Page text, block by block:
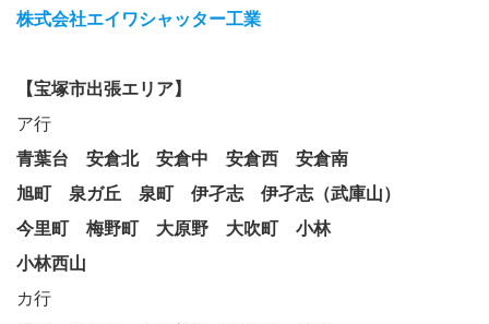
株式会社エイワシャッター工業
【宝塚市出張エリア】
ア行
青葉台
安倉北 安倉中 安倉西
安倉南
旭町
泉ガ丘 泉町 伊孑志
伊孑志（武庫山）
今里町
梅野町 大原野 大吹町
小林
小林西山
カ行